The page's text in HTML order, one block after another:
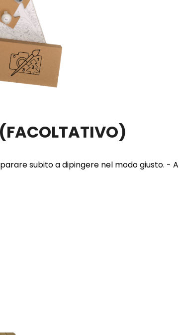
(FACOLTATIVO)
subito a dipingere nel modo giusto.